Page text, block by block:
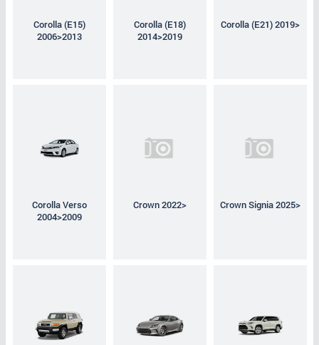
Corolla (E15)
2006>2013
Corolla (E18)
2014>2019
Corolla (E21) 2019>
Corolla Verso
2004>2009
Crown 2022> Crown Signia 2025>